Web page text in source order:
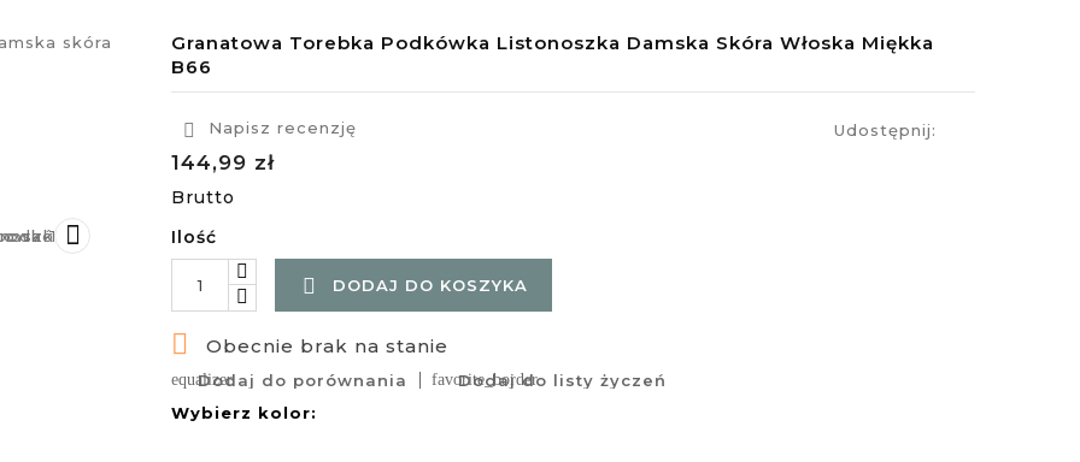

Granatowa Torebka Podkówka Listonoszka Damska Skóra Włoska Miękka
B66
 Napisz recenzję Udostępnij:
144,99 zł
Brutto
Ilość
 DODAJ DO KOSZYKA
 Obecnie brak na stanie
equalizer
Dodaj do porównania favorite_border
Dodaj do listy życzeń
Wybierz kolor: